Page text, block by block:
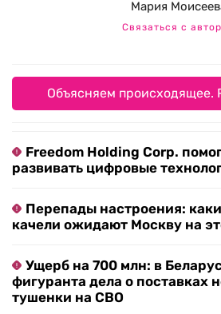
Мария
Связаться с
Объясняем происходящее.
Freedom Holding Corp.
развивать цифровые
Перепады настроения:
качели ожидают Москву на
Ущерб на 700 млн: в
фигуранта дела о поставках
тушенки на СВО